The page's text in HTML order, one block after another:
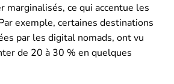
marginalisés, ce qui accentue les
exemple, certaines destinations
par les digital nomads, ont vu
de 20 à 30 % en quelques